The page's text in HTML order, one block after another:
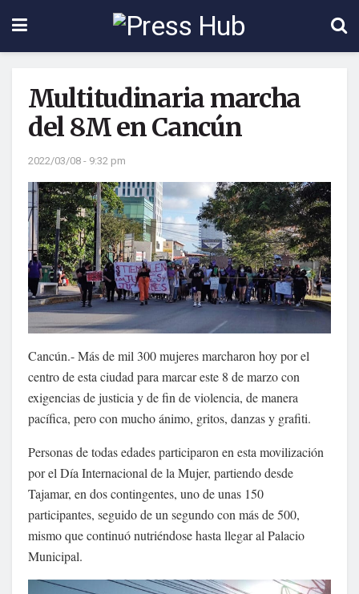
Multitudinaria marcha
del 8M en Cancún
2022/03/08 - 9:32 pm
Cancún.- Más de mil 300 mujeres marcharon hoy por el
centro de esta ciudad para marcar este 8 de marzo con
exigencias de justicia y de fin de violencia, de manera
pacífica, pero con mucho ánimo, gritos, danzas y grafiti.
Personas de todas edades participaron en esta movilización
por el Día Internacional de la Mujer, partiendo desde
Tajamar, en dos contingentes, uno de unas 150
participantes, seguido de un segundo con más de 500,
mismo que continuó nutriéndose hasta llegar al Palacio
Municipal.